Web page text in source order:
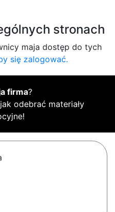
stronach
maja dostęp do tych
się zalogować.
firma?
odebrać materiały